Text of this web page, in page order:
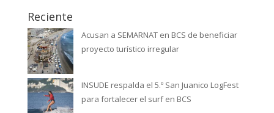
Reciente
Acusan a SEMARNAT en BCS de beneficiar
proyecto turístico irregular
INSUDE respalda el 5.º San Juanico LogFest
para fortalecer el surf en BCS